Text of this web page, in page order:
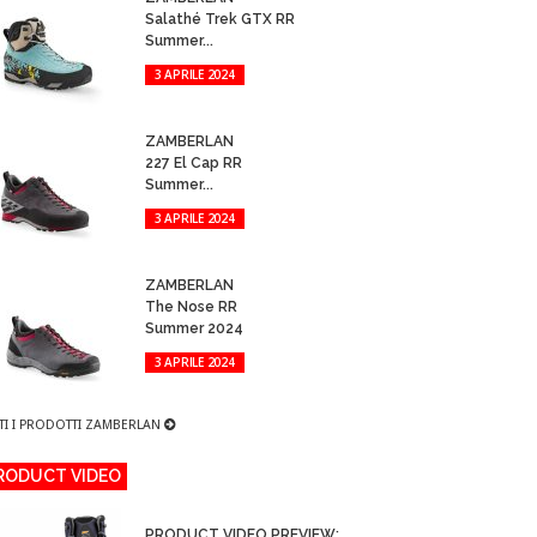
Salathé Trek GTX RR
Summer...
3 APRILE 2024
ZAMBERLAN
227 El Cap RR
Summer...
3 APRILE 2024
ZAMBERLAN
The Nose RR
Summer 2024
3 APRILE 2024
I PRODOTTI ZAMBERLAN
VIDEO